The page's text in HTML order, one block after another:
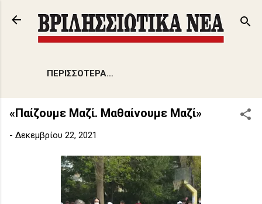
Μετάβαση στο κύριο περιεχόμενο
ΠΕΡΙΣΣΌΤΕΡΑ…
«Παίζουμε Μαζί. Μαθαίνουμε Μαζί»
- Δεκεμβρίου 22, 2021